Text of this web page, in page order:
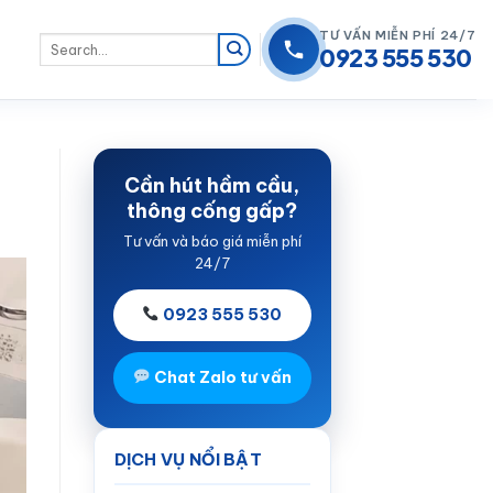
TƯ VẤN MIỄN PHÍ 24/7
0923 555 530
Cần hút hầm cầu,
thông cống gấp?
Tư vấn và báo giá miễn phí
24/7
0923 555 530
Chat Zalo tư vấn
DỊCH VỤ NỔI BẬT